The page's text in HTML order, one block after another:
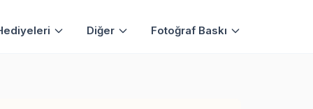
Diğer Fotoğraf Baskı